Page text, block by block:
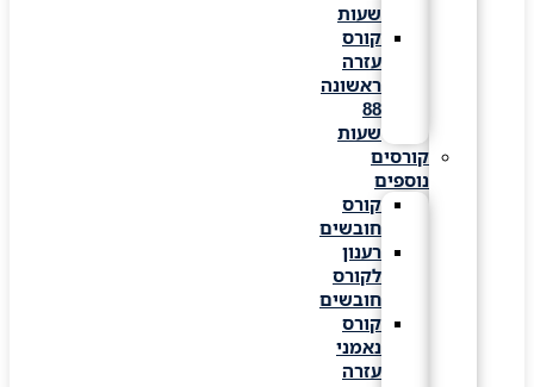
שעות
קורס
עזרה
ראשונה
שעות
קורסים
נוספים
קורס
חובשים
רענון
לקורס
חובשים
קורס
נאמני
עזרה